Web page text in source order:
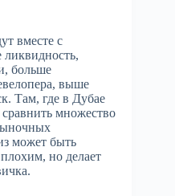
вместе с
больше
выше
Там, где в Дубае
множество
может быть
но делает